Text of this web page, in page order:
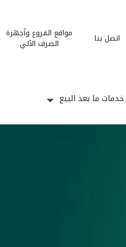
اتصل بنا
مواقع الفروع وأجهزة
الصرف الآلي
خدمات ما بعد البيع